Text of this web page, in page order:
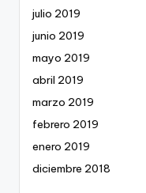
julio 2019
junio 2019
mayo 2019
abril 2019
marzo 2019
febrero 2019
enero 2019
diciembre 2018